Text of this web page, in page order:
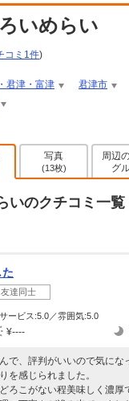
いめらい
コミ 1件)
君津・富津 君津市
写真
(13枚)
周辺
グ
いのクチコミ一覧
友達同士
ービス:5.0／雰囲気:5.0
¥----
で、評判がいいので気にな
を感じられました。
ろこがない程美味しく濃厚